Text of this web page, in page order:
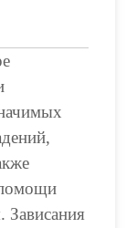
Зависания